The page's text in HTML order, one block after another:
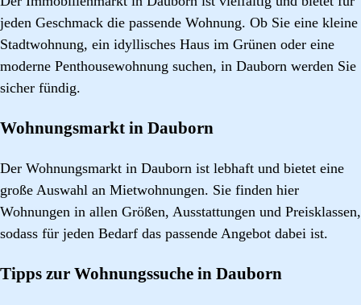
jeden Geschmack die passende Wohnung. Ob Sie eine kleine
Stadtwohnung, ein idyllisches Haus im Grünen oder eine
moderne Penthousewohnung suchen, in Dauborn werden Sie
sicher fündig.
Wohnungsmarkt in Dauborn
Der Wohnungsmarkt in Dauborn ist lebhaft und bietet eine
große Auswahl an Mietwohnungen. Sie finden hier
Wohnungen in allen Größen, Ausstattungen und Preisklassen,
sodass für jeden Bedarf das passende Angebot dabei ist.
Tipps zur Wohnungssuche in Dauborn